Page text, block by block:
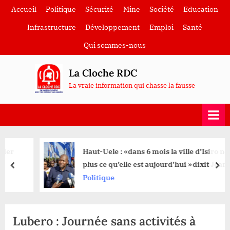
SkipAccueil Politique Sécurité Mine Société
Education
Infrastructure
Développement Emploi
Santé
Qui sommes-nous
La Cloche RDC
La vraie information qui chasse la fausse
Haut-Uele : «dans 6 mois la ville d’Isiro ne sera
plus ce qu’elle est aujourd’hui »dixit Jean
Bakomito Gambu
Politique
prev
Lubero : Journée sans activités à